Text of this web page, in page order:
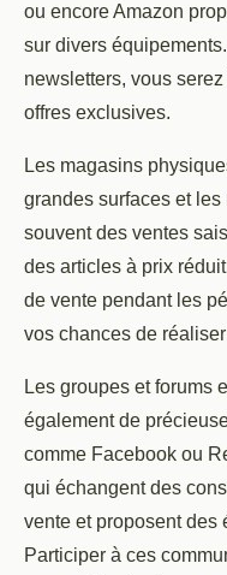
ou encore Amazon
sur divers
newsletters, vous
offres exclusives.
Les magasins
grandes surfaces et
souvent des ventes
des articles à prix
de vente pendant les
vos chances de
Les groupes et forums
également de
comme Facebook ou
qui échangent des
vente et proposent des
Participer à ces